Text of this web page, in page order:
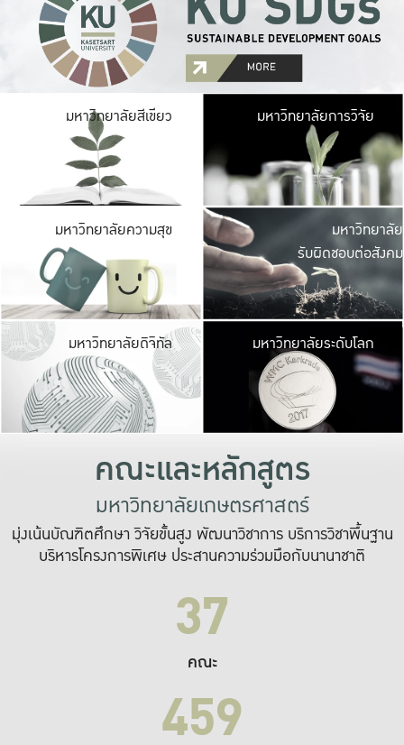
มหาวิทยาลัยสีเขียว มหาวิ
มีพื้นที่เขียวสดใส
เป็นป่าในเมือง เกษต
มหาวิทยาลัยการวิจัย
มหาวิทยาลัยความสุข มหาวิ
ค
เปิดประ
และพบเรื่องราวใ
มหาวิทยาลัย
รับผิดชอบต่อสังคม
มหาวิทยาลัยดิจิทัล มหาวิ
เปลี่ยนแปลง แล
เพื่อทำง
ระบบสารสนเทศ
มหาวิทยาลัยระดับโลก
คณะและหลักสูตร
มหาวิทยาลัยเกษตรศาสตร์
มุ่งเน้นบัณฑิตศึกษา วิจัยขั้นสูง พัฒนาวิชาการ บริการวิชาพื้นฐาน
บริหารโครงการพิเศษ ประสานความร่วมมือกับนานาชาติ
37
คณะ
459